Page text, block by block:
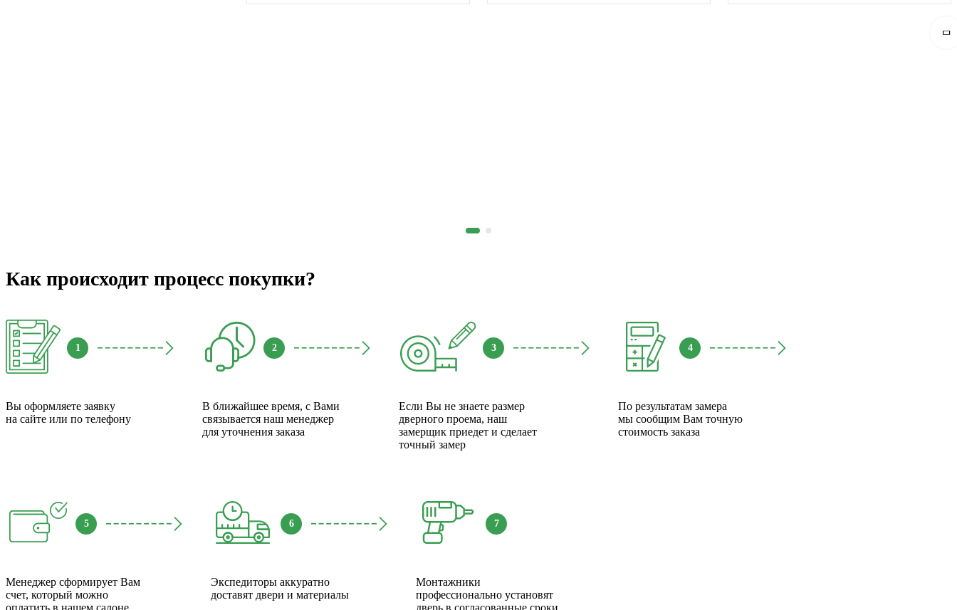
Как происходит процесс покупки?
1
Вы оформляете заявку
на сайте или по телефону
2
В ближайшее время, с Вами
связывается наш менеджер
для уточнения заказа
3
Если Вы не знаете размер
дверного проема, наш
замерщик приедет и сделает
точный замер
4
По результатам замера
мы сообщим Вам точную
стоимость заказа
5
Менеджер сформирует Вам
счет, который можно
оплатить в нашем салоне
6
Экспедиторы аккуратно
доставят двери и материалы
7
Монтажники
профессионально установят
дверь в согласованные сроки